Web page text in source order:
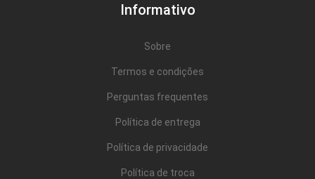
Informativo
Sobre
Termos e condições
Perguntas frequentes
Política de entrega
Política de privacidade
Política de troca